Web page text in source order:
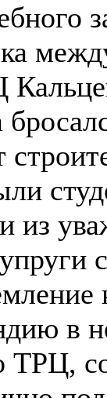
из
в
ТРЦ,